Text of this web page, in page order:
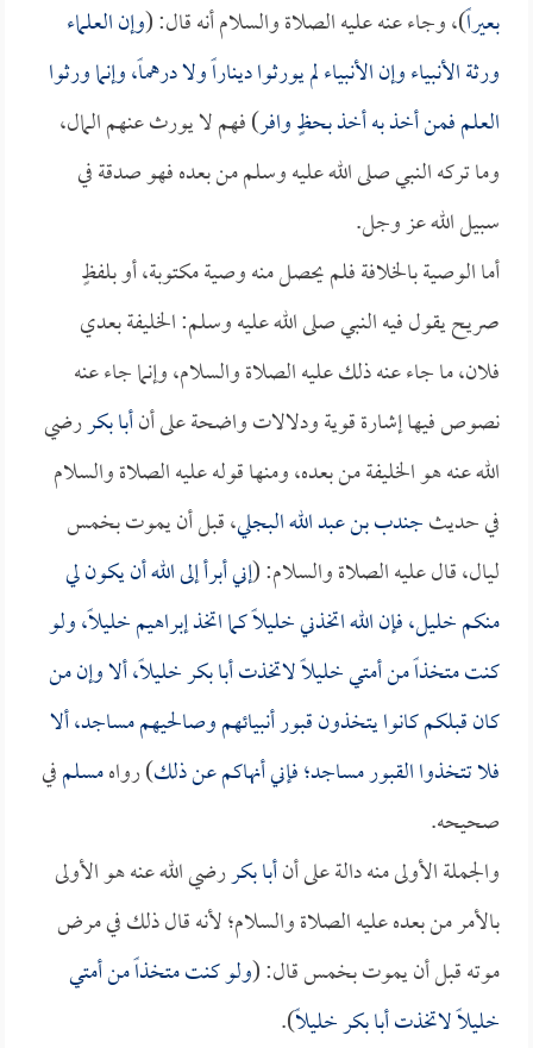
بعيراً)، وجاء عنه عليه الصلاة والسلام أنه قال: (وإن العلماء
ورثة الأنبياء وإن الأنبياء لم يورثوا ديناراً ولا درهماً، وإنما ورثوا
العلم فمن أخذ به أخذ بحظٍ وافر) فهم لا يورث عنهم المال،
وما تركه النبي صلى الله عليه وسلم من بعده فهو صدقة في
سبيل الله عز وجل.
أما الوصية بالخلافة فلم يحصل منه وصية مكتوبة، أو بلفظٍ
صريح يقول فيه النبي صلى الله عليه وسلم: الخليفة بعدي
فلان، ما جاء عنه ذلك عليه الصلاة والسلام، وإنما جاء عنه
نصوص فيها إشارة قوية ودلالات واضحة على أنأبا بكررضي
الله عنه هو الخليفة من بعده، ومنها قوله عليه الصلاة والسلام
في حديثجندب بن عبد الله البجلي، قبل أن يموت بخمس
ليال، قال عليه الصلاة والسلام: (إني أبرأ إلى الله أن يكون لي
منكم خليل، فإن الله اتخذني خليلاً كما اتخذ إبراهيم خليلاً، ولو
كنت متخذاً من أمتي خليلاً لاتخذتأبا بكرخليلاً، ألا وإن من
كان قبلكم كانوا يتخذون قبور أنبيائهم وصالحيهم مساجد، ألا
فلا تتخذوا القبور مساجد؛ فإني أنهاكم عن ذلك) رواهمسلمفي
صحيحه.
والجملة الأولى منه دالة على أنأبا بكررضي الله عنه هو الأولى
بالأمر من بعده عليه الصلاة والسلام؛ لأنه قال ذلك في مرض
موته قبل أن يموت بخمس قال: (ولو كنت متخذاً من أمتي
خليلاً لاتخذتأبا بكرخليلاً).